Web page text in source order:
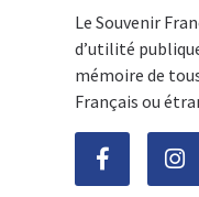
Le Souvenir
d’utilité
mémoire de
Français ou